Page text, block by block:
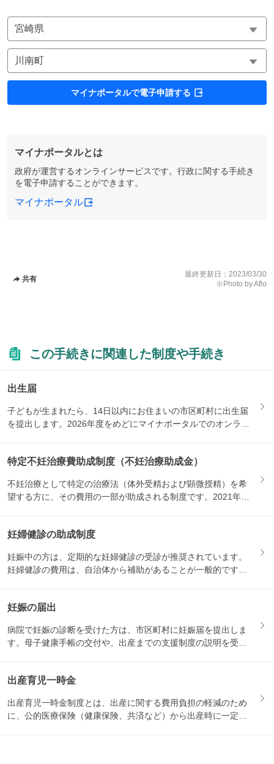
マイナポータルで電子申請する
マイナポータルとは
政府が運営するオンラインサービスです。行政に関する手続き
を電子申請することができます。
マイナポータル
共有
最終更新日： 2023/03/30
※Photo by Aflo
この手続きに関連した制度や手続き
出生届
子どもが生まれたら、14日以内にお住まいの市区町村に出生届
を提出します。2026年度をめどにマイナポータルでのオンライ
特定不妊治療費助成制度（不妊治療助成金）
不妊治療として特定の治療法（体外受精および顕微授精）を希
望する方に、その費用の一部が助成される制度です。2021年1
妊婦健診の助成制度
妊娠中の方は、定期的な妊婦健診の受診が推奨されています。
妊婦健診の費用は、自治体から補助があることが一般的です。
妊娠の届出
病院で妊娠の診断を受けた方は、市区町村に妊娠届を提出しま
す。母子健康手帳の交付や、出産までの支援制度の説明を受け
出産育児一時金
出産育児一時金制度とは、出産に関する費用負担の軽減のため
に、公的医療保険（健康保険、共済など）から出産時に一定の